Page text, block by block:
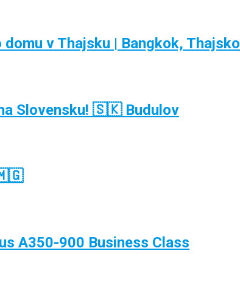
v Thajsku | Bangkok, Thajsko
na Slovensku! 🇸🇰 Budulov
A350-900 Business Class